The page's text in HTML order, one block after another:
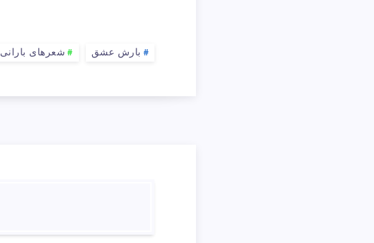
بارش عشق شعرهای بارانی